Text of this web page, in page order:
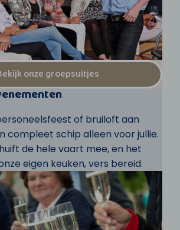
onze groepsuitjes
of bruiloft aan
compleet schip alleen voor jullie.
de hele vaart mee, en het
eigen keuken, vers bereid.